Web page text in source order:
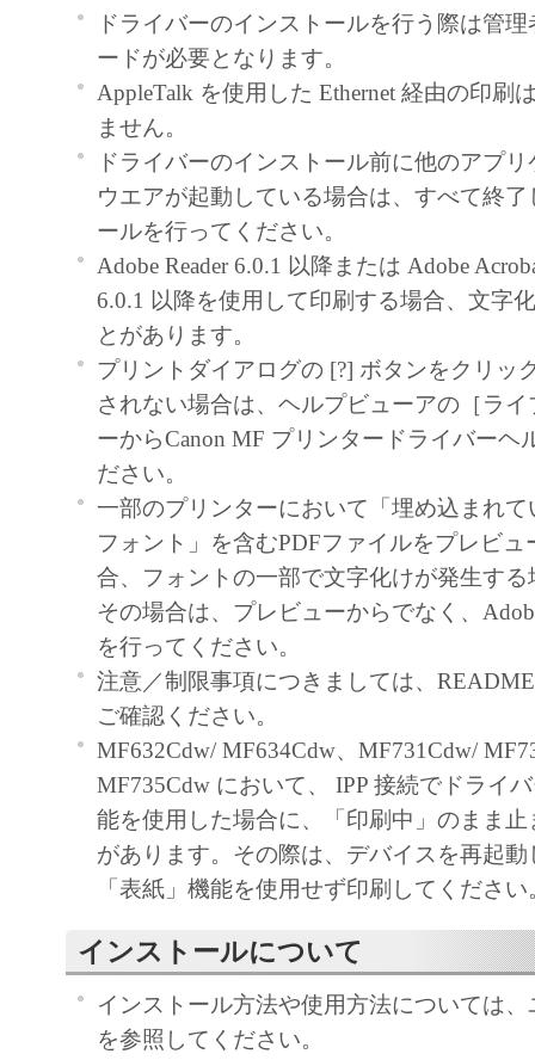
す。）との間の契約書です。
お客様は、『同意』を示す下記のボタンを
点、または「本ソフトウェア」のインスト
をもって、本契約書に同意したことになり
お客様が本契約書に同意できない場合、「
ア」を使用することはできません。
１．許諾
(1) キヤノンは、お客様が「キヤノン製品
のために、「キヤノン製品」に直接または
通じ接続される複数のコンピューター（以
と言います。）において、「本ソフトウェ
契約書においては、「本ソフトウェア」を
の記憶媒体上にインストールすること、ま
ターにおいて表示すること、アクセスする
実行することのいずれも含むものとします
非独占的権利をお客様に対して許諾します
た「指定機器」にネットワークを通じて接
ューター上で、かかるコンピューターの使
「本ソフトウェア」を使用させることがで
るコンピューターの使用者に本契約書上の
を遵守させるとともに、その履行に関し全
を条件とします。
(2) お客様は、上記(1)に基づいて「本ソフ
するためのバックアップとして、「本ソフ
部、複製することができます。
(3) 上記(1)および(2)に定める場合を除き、
と黙示たるとを問わず、本契約書によって
るいは許諾されるものではありません。
２．制限
ドライバーのインストールを行う際は管
ードが必要となります。
AppleTalk を使用した Ethernet 経由の印刷
ません。
ドライバーのインストール前に他のアプ
ウエアが起動している場合は、すべて終
ールを行ってください。
Adobe Reader 6.0.1 以降または Adobe
6.0.1 以降を使用して印刷する場合、文字
とがあります。
プリントダイアログの [?] ボタンをクリッ
されない場合は、ヘルプビューアの［ラ
ーからCanon MF プリンタードライバーヘ
ださい。
一部のプリンターにおいて「埋め込まれて
フォント」を含むPDFファイルをプレビ
合、フォントの一部で文字化けが発生す
その場合は、プレビューからでなく、
を行ってください。
注意／制限事項につきましては、
ご確認ください。
MF632Cdw/ MF634Cdw、MF731Cdw/
MF735Cdw において、 IPP 接続でドライ
能を使用した場合に、「印刷中」のまま
があります。その際は、デバイスを再起
「表紙」機能を使用せず印刷してください
インストールについて
インストール方法や使用方法については
を参照してください。